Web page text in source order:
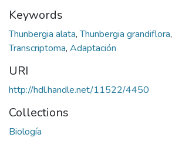
Keywords
Thunbergia alata,Thunbergia grandiflora,
Transcriptoma, Adaptación
URI
http://hdl.handle.net/11522/4450
Collections
Biología